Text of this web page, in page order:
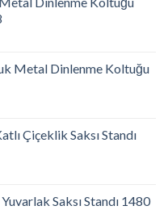
Metal Dinlenme Koltuğu
Çiçeklik Saksı Standı
Saksı Standı 1480